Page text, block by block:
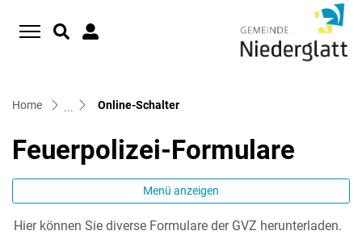
Home Online-Schalter(ausgewählt)
Feuerpolizei-Formulare
Menü anzeigen
Hier können Sie diverse Formulare der GVZ herunterladen.